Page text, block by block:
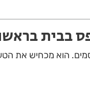
בבית
הוא מכחיש את